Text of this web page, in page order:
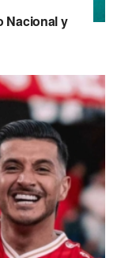
Nacional y